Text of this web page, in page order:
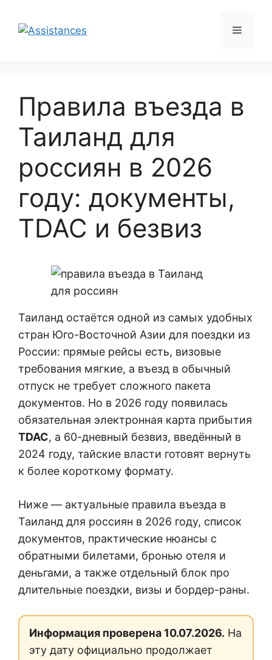
содержимому
Меню
Правила въезда в
Таиланд для
россиян в 2026
году: документы,
TDAC и безвиз
Таиланд остаётся одной из самых удобных
стран Юго-Восточной Азии для поездки из
России: прямые рейсы есть, визовые
требования мягкие, а въезд в обычный
отпуск не требует сложного пакета
документов. Но в 2026 году появилась
обязательная электронная карта прибытия
TDAC, а 60-дневный безвиз, введённый в
2024 году, тайские власти готовят вернуть
к более короткому формату.
Ниже — актуальные правила въезда в
Таиланд для россиян в 2026 году, список
документов, практические нюансы с
обратными билетами, бронью отеля и
деньгами, а также отдельный блок про
длительные поездки, визы и бордер-раны.
Информация проверена 10.07.2026. На
эту дату официально продолжает